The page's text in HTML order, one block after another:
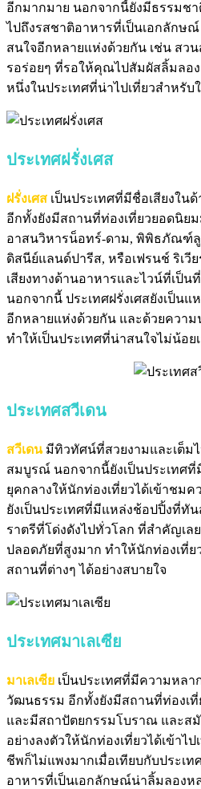
อีกมากมาย นอกจากนี้ยังมีธรรมช
ไปถึงรสชาติอาหารที่เป็นเอกลักษณ์
สนใจอีกหลายแห่งด้วยกัน เช่น สว
รอร่อยๆ ที่รอให้คุณไปสัมผัสลิ้มลอง
หนึ่งในประเทศที่น่าไปเที่ยวสำหรับ
ประเทศฝรั่งเศส
ฝรั่งเศส เป็นประเทศที่มีชื่อเสียงใน
อีกทั้งยังมีสถานที่ท่องเที่ยวยอดนิย
อาสนวิหารน็อทร์-ดาม, พิพิธภัณฑ์ลู
ดิสนีย์แลนด์ปารีส, หรือเฟรนช์ ริเวี
เสียงทางด้านอาหารและไวน์ที่เป็น
นอกจากนี้ ประเทศฝรั่งเศสยังเป็น
อีกหลายแห่งด้วยกัน และด้วยความ
ทำให้เป็นประเทศที่น่าสนใจไม่น้อย
ประเทศสวีเดน
สวีเดนมีทิวทัศน์ที่สวยงามและเต็ม
สมบูรณ์ นอกจากนี้ยังเป็นประเทศ
ยุคกลางให้นักท่องเที่ยวได้เข้าชมค
ยังเป็นประเทศที่มีแหล่งช้อปปิ้งที่ทั
ราตรีที่โด่งดังไปทั่วโลก ที่สำคัญเล
ปลอดภัยที่สูงมาก ทำให้นักท่องเที่ย
สถานที่ต่างๆ ได้อย่างสบายใจ
ประเทศมาเลเซีย
มาเลเซีย เป็นประเทศที่มีความหลา
วัฒนธรรม อีกทั้งยังมีสถานที่ท่องเ
และมีสถาปัตยกรรมโบราณ และส
อย่างลงตัวให้นักท่องเที่ยวได้เข้าไป
ชีพก็ไม่แพงมากเมื่อเทียบกับประเท
อาหารที่เป็นเอกลักษณ์น่าลิ้มลองหล